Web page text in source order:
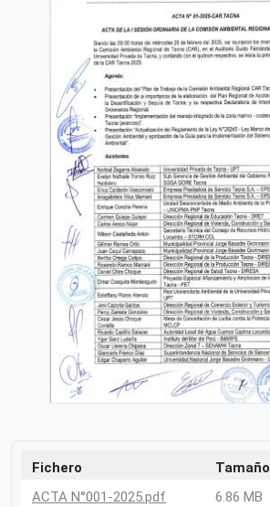
Fichero Tamaño
ACTA N°001-2025.pdf
6.86 MB